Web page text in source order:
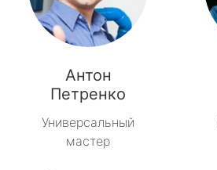
Антон
Петренко
Универсальный
мастер